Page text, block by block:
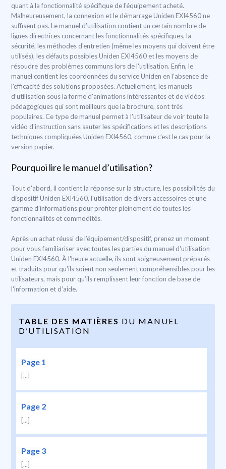
quant à la fonctionnalité spécifique de l'équipement acheté.
Malheureusement, la connexion et le démarrage Uniden EXI4560 ne
suffisent pas. Le manuel d’utilisation contient un certain nombre de
lignes directrices concernant les fonctionnalités spécifiques, la
sécurité, les méthodes d'entretien (même les moyens qui doivent être
utilisés), les défauts possibles Uniden EXI4560 et les moyens de
résoudre des problèmes communs lors de l'utilisation. Enfin, le
manuel contient les coordonnées du service Uniden en l'absence de
l'efficacité des solutions proposées. Actuellement, les manuels
d’utilisation sous la forme d'animations intéressantes et de vidéos
pédagogiques qui sont meilleurs que la brochure, sont très
populaires. Ce type de manuel permet à l'utilisateur de voir toute la
vidéo d'instruction sans sauter les spécifications et les descriptions
techniques compliquées Uniden EXI4560, comme c’est le cas pour la
version papier.
Pourquoi lire le manuel d’utilisation?
Tout d'abord, il contient la réponse sur la structure, les possibilités du
dispositif Uniden EXI4560, l'utilisation de divers accessoires et une
gamme d'informations pour profiter pleinement de toutes les
fonctionnalités et commodités.
Après un achat réussi de l’équipement/dispositif, prenez un moment
pour vous familiariser avec toutes les parties du manuel d'utilisation
Uniden EXI4560. À l'heure actuelle, ils sont soigneusement préparés
et traduits pour qu'ils soient non seulement compréhensibles pour les
utilisateurs, mais pour qu’ils remplissent leur fonction de base de
l'information et d’aide.
TABLE DES MATIÈRES DU MANUEL
D’UTILISATION
Page 1
[...]
Page 2
[...]
Page 3
[...]